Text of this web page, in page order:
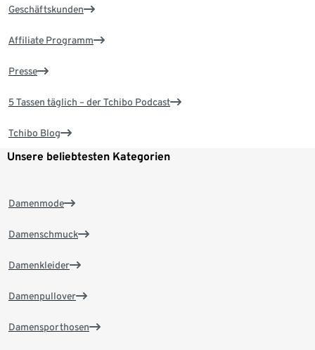
Geschäftskunden
Affiliate Programm
Presse
5 Tassen täglich – der Tchibo Podcast
Tchibo Blog
Unsere beliebtesten Kategorien
Damenmode
Damenschmuck
Damenkleider
Damenpullover
Damensporthosen